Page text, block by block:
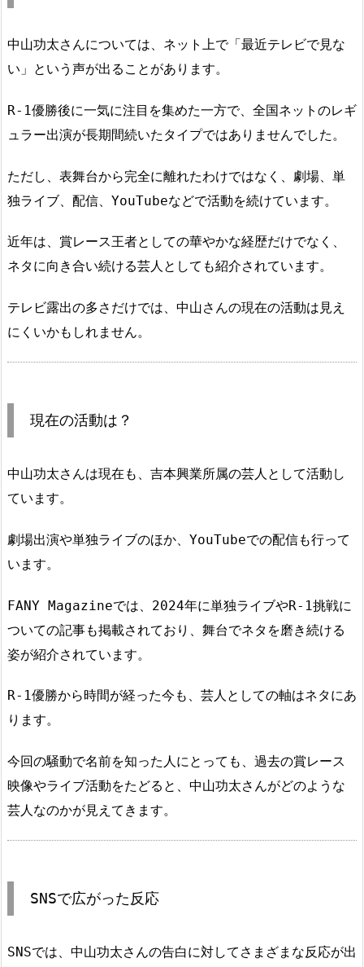
中山功太さんについては、ネット上で「最近テレビで見な
い」という声が出ることがあります。
R-1優勝後に一気に注目を集めた一方で、全国ネットのレギ
ュラー出演が長期間続いたタイプではありませんでした。
ただし、表舞台から完全に離れたわけではなく、劇場、単
独ライブ、配信、YouTubeなどで活動を続けています。
近年は、賞レース王者としての華やかな経歴だけでなく、
ネタに向き合い続ける芸人としても紹介されています。
テレビ露出の多さだけでは、中山さんの現在の活動は見え
にくいかもしれません。
現在の活動は？
中山功太さんは現在も、吉本興業所属の芸人として活動し
ています。
劇場出演や単独ライブのほか、YouTubeでの配信も行って
います。
FANY Magazineでは、2024年に単独ライブやR-1挑戦に
ついての記事も掲載されており、舞台でネタを磨き続ける
姿が紹介されています。
R-1優勝から時間が経った今も、芸人としての軸はネタにあ
ります。
今回の騒動で名前を知った人にとっても、過去の賞レース
映像やライブ活動をたどると、中山功太さんがどのような
芸人なのかが見えてきます。
SNSで広がった反応
SNSでは、中山功太さんの告白に対してさまざまな反応が出